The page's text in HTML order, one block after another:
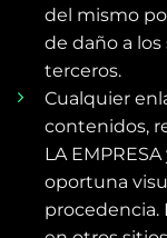
del mismo
de daño a los
terceros.
Cualquier
contenidos,
LA
oportuna
procedencia.